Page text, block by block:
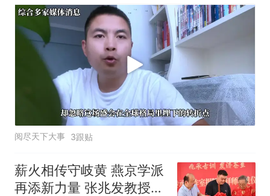
阅尽天下大事 3跟贴
薪火相传守岐黄 燕京学派
再添新力量 张兆发教授传